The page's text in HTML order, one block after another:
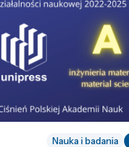
Nauka i badania